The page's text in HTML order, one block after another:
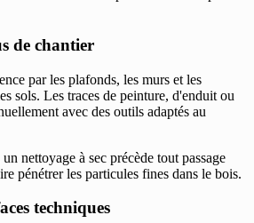
de chantier
par les plafonds, les murs et les
sols. Les traces de peinture, d'enduit ou
avec des outils adaptés au
nettoyage à sec précède tout passage
pénétrer les particules fines dans le bois.
techniques